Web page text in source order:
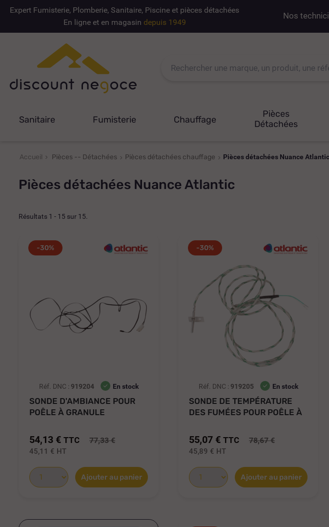
Expert Fumisterie, Plomberie, Sanitaire, Piscine et pièces détachées
En ligne et en magasin depuis 1949
Nos
Sanitaire Fumisterie Chauffage
Pièces
Détachées
Accueil Pièces -- Détachées Pièces détachées chauffage Pièces détachées Nuance Atlantic
Pièces détachées Nuance Atlantic
Résultats 1 - 15 sur 15.
-30%
Réf. DNC : 919204 En stock
SONDE D'AMBIANCE POUR
POÊLE À GRANULE
54,13 € TTC 77,33 €
45,11 € HT
Ajouter au panier
-30%
Réf. DNC : 919205 En stock
SONDE DE TEMPÉRATURE
DES FUMÉES POUR POÊLE À
55,07 € TTC 78,67 €
45,89 € HT
Ajouter au panier